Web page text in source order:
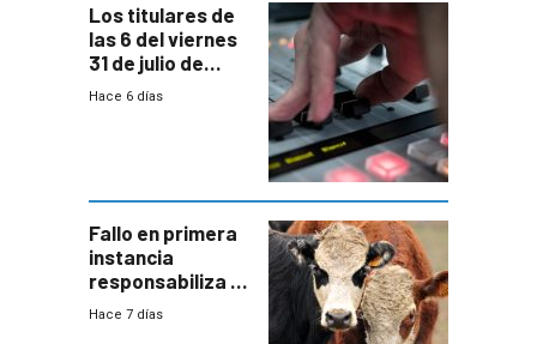
Los titulares de
las 6 del viernes
31 de julio de
2026
Hace 6 días
Fallo en primera
instancia
responsabiliza al
Estado por falta
Hace 7 días